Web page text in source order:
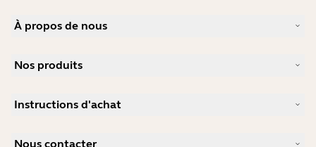
À propos de nous
Carrières
Actualité et communiqués de presse
Nos produits
Speakerphones
Caméras personnelles
Instructions d'achat
Nous contacter